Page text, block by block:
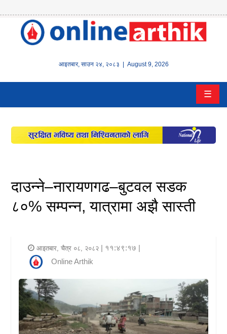
आइतबार, साउन २४, २०८३ | August 9, 2026
होम
वित्त
इन्स्योरेन्स
पूँजीबजार
अटो
राजनीति
भिडियो
अन्य
☰
दाउन्ने–नारायणगढ–बुटवल सडक
८०% सम्पन्न, यात्रामा अझै सास्ती
आइतबार, चैत्र ०८, २०८२ | ११:४९:१७ |
Online Arthik